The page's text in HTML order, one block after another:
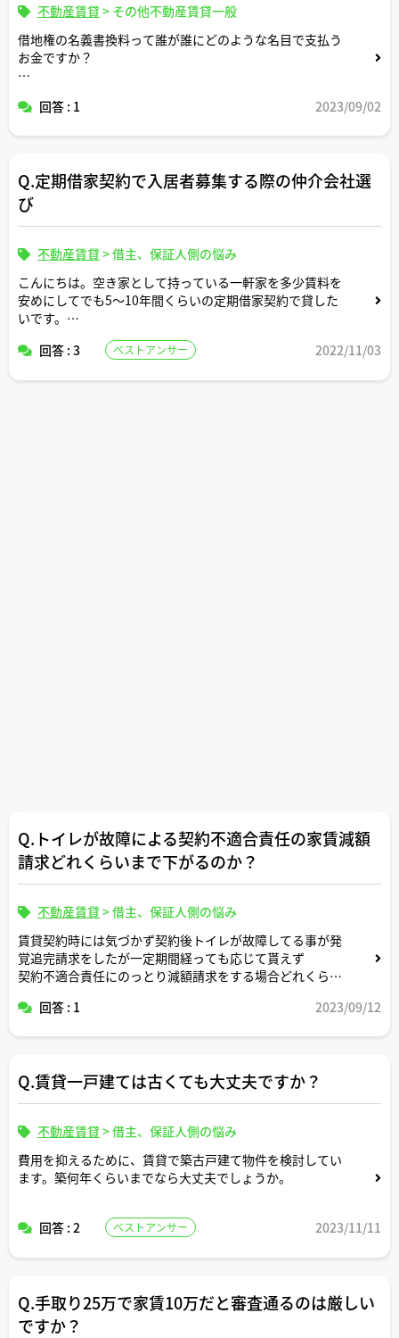
不動産賃貸 > その他不動産賃貸一般
借地権の名義書換料って誰が誰にどのような名目で支払う
お金ですか？
りますか？
回答 : 1 2023/09/02
Q.定期借家契約で入居者募集する際の仲介会社選
び
不動産賃貸 >借主、保証人側の悩み
こんにちは。空き家として持っている一軒家を多少賃料を
安めにしてでも5〜10年間くらいの定期借家契約で貸した
いです。
定期借家での募集だと仲介会社から客付けを敬遠されがち
回答 : 3 ベストアンサー 2022/11/03
Q.トイレが故障による契約不適合責任の家賃減額
請求どれくらいまで下がるのか？
不動産賃貸 >借主、保証人側の悩み
賃貸契約時には気づかず契約後トイレが故障してる事が発
覚追完請求をしたが一定期間経っても応じて貰えず
契約不適合責任にのっとり減額請求をする場合どれくらい
回答 : 1 2023/09/12
Q.賃貸一戸建ては古くても大丈夫ですか？
不動産賃貸 >借主、保証人側の悩み
費用を抑えるために、賃貸で築古戸建て物件を検討してい
ます。築何年くらいまでなら大丈夫でしょうか。
回答 : 2 ベストアンサー 2023/11/11
Q.手取り25万で家賃10万だと審査通るのは厳しい
ですか？